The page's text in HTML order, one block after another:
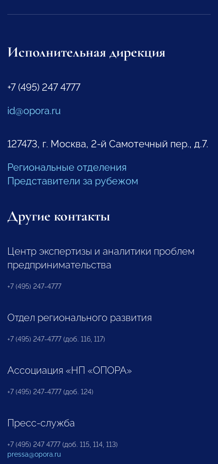
Исполнительная дирекция
+7 (495) 247 4777
id@opora.ru
127473, г. Москва, 2-й Самотечный пер., д.7.
Региональные отделения
Представители за рубежом
Другие контакты
Центр экспертизы и аналитики проблем
предпринимательства
+7 (495) 247-4777
Отдел регионального развития
+7 (495) 247-4777 (доб. 116, 117)
Ассоциация «НП «ОПОРА»
+7 (495) 247-4777 (доб. 124)
Пресс-служба
+7 (495) 247 4777 (доб. 115, 114, 113)
pressa@opora.ru